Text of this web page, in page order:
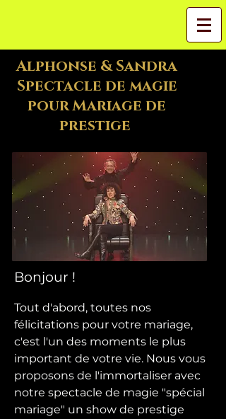
Alphonse & Sandra
Spectacle de magie
pour Mariage de
prestige
Bonjour !
Tout d'abord, toutes nos
félicitations pour votre mariage,
c'est l'un des moments le plus
important de votre vie. Nous vous
proposons de l'immortaliser avec
notre spectacle de magie "spécial
mariage" un show de prestige